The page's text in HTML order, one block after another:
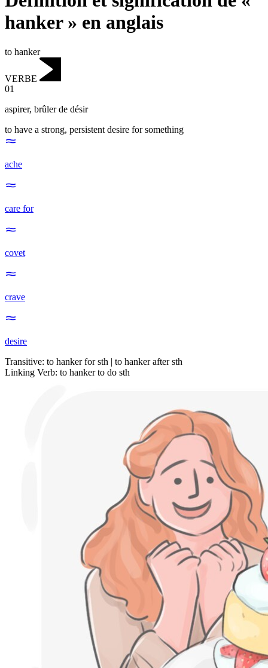
hanker » en anglais
to hanker
VERBE
01
aspirer, brûler de désir
to have a strong, persistent desire for something
ache
care for
covet
crave
desire
Transitive: to hankerfor sth | to hankerafter sth
Linking Verb: to hankerto do sth